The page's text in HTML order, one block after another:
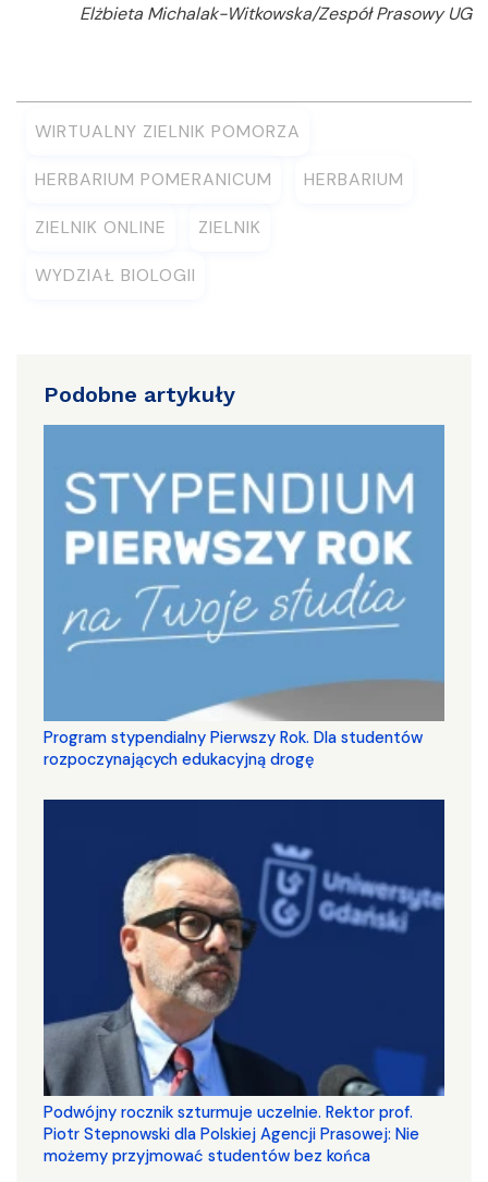
Elżbieta Michalak-Witkowska/Zespół Prasowy UG
WIRTUALNY ZIELNIK POMORZA
HERBARIUM POMERANICUM HERBARIUM
ZIELNIK ONLINE ZIELNIK
WYDZIAŁ BIOLOGII
Podobne artykuły
Program stypendialny Pierwszy Rok. Dla studentów
rozpoczynających edukacyjną drogę
Podwójny rocznik szturmuje uczelnie. Rektor prof.
Piotr Stepnowski dla Polskiej Agencji Prasowej: Nie
możemy przyjmować studentów bez końca